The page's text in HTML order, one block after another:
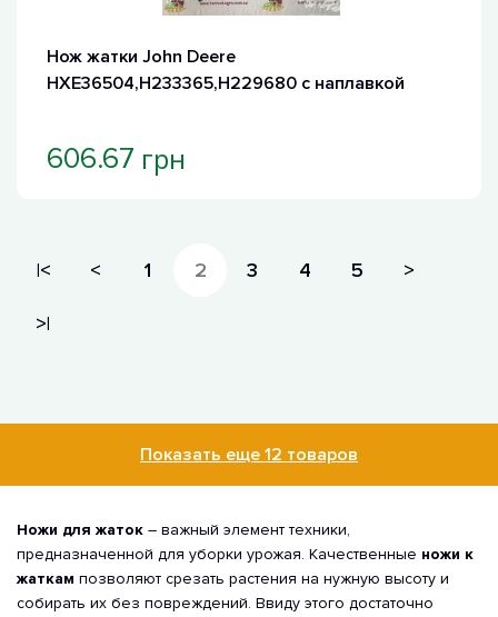
Нож жатки John Deere
HXE36504,H233365,H229680 с наплавкой
606.67 грн
|< < 1 2 3 4 5 >
>|
Показать еще 12 товаров
Ножи для жаток – важный элемент техники,
предназначенной для уборки урожая. Качественные ножи к
жаткам позволяют срезать растения на нужную высоту и
собирать их без повреждений. Ввиду этого достаточно